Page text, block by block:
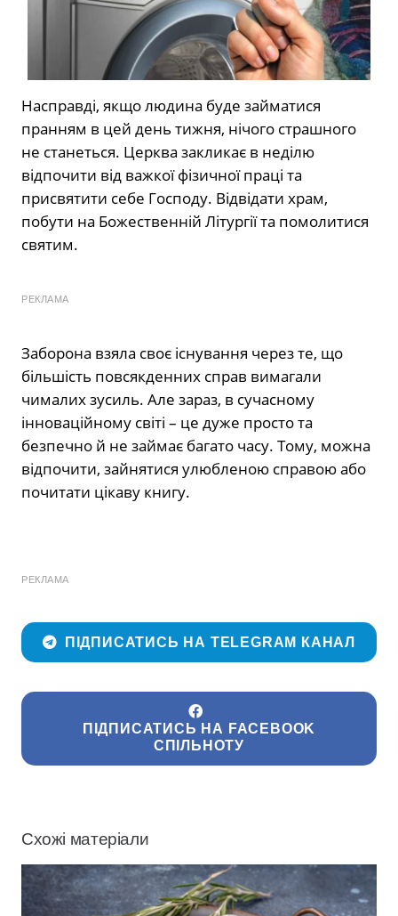
Насправді, якщо людина буде займатися
пранням в цей день тижня, нічого страшного
не станеться. Церква закликає в неділю
відпочити від важкої фізичної праці та
присвятити себе Господу. Відвідати храм,
побути на Божественній Літургії та помолитися
святим.
РЕКЛАМА
Заборона взяла своє існування через те, що
більшість повсякденних справ вимагали
чималих зусиль. Але зараз, в сучасному
інноваційному світі – це дуже просто та
безпечно й не займає багато часу. Тому, можна
відпочити, зайнятися улюбленою справою або
почитати цікаву книгу.
РЕКЛАМА
ПІДПИСАТИСЬ НА TELEGRAM КАНАЛ
ПІДПИСАТИСЬ НА FACEBOOK
СПІЛЬНОТУ
Схожі матеріали